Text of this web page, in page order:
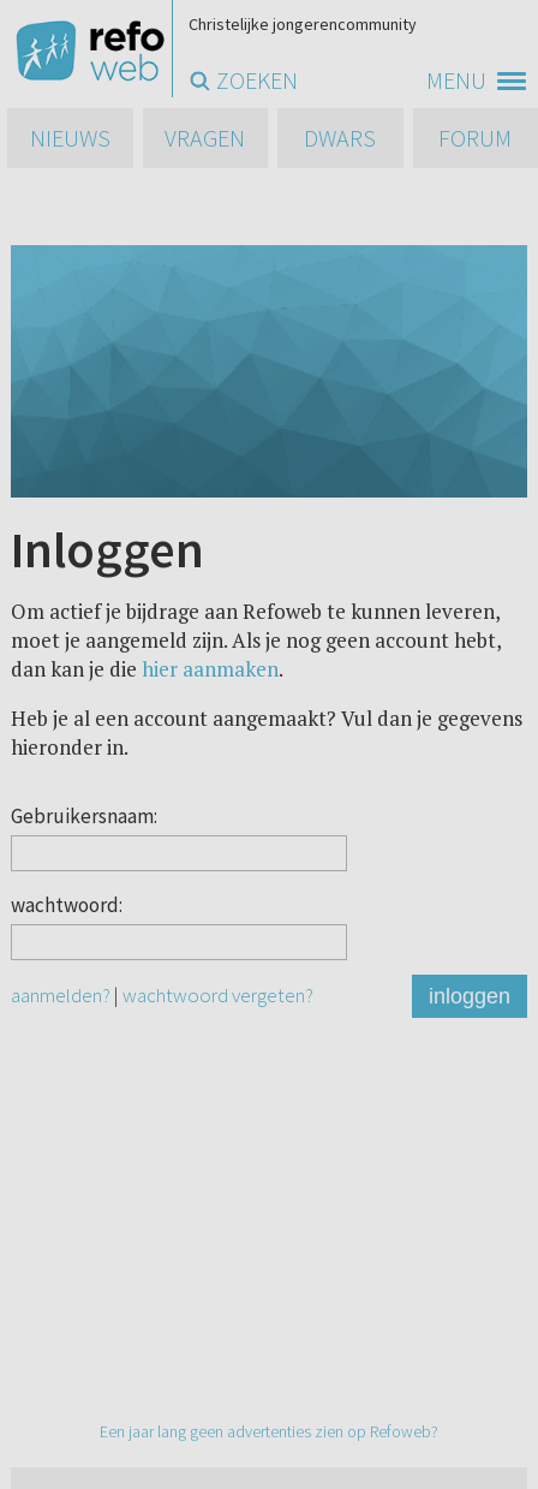
MENU
Christelijke jongerencommunity
ZOEKEN
NIEUWS
VRAGEN DWARS FORUM
Inloggen
Om actief je bijdrage aan Refoweb te kunnen leveren,
moet je aangemeld zijn. Als je nog geen account hebt,
dan kan je die hier aanmaken.
Heb je al een account aangemaakt? Vul dan je gegevens
hieronder in.
Gebruikersnaam:
wachtwoord:
aanmelden? | wachtwoord vergeten? inloggen
Een jaar lang geen advertenties zien op Refoweb?